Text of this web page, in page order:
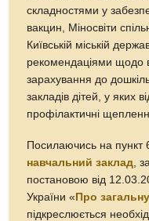
складностями у
вакцин, Міносвіти
Київській міській
рекомендаціями щодо
зарахування до
закладів дітей, у яких
профілактичні
Посилаючись на пункт
навчальний заклад ,
постановою від
України « Про
підкреслюється